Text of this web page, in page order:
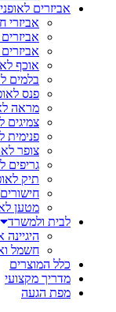
אביזרים
אביזרי
אוכף
בלמים
פנס
מראה
צמיגים
פנימית
צופר
גריפים
תיק
מטען
לבית ולמשרד
חשמל
כלל המוצרים
מדריך מקצועי
מפת הגעה